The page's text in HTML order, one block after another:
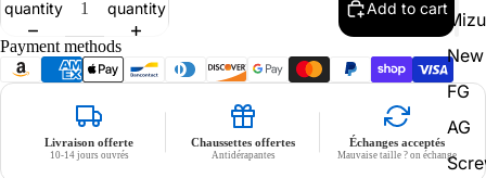
FG
AG
quantity
quantity
Add to cart
Payment methods
Livraison offerte
10-14 jours ouvrés
Chaussettes offertes
Antidérapantes
Échanges acceptés
Mauvaise taille ? on échange